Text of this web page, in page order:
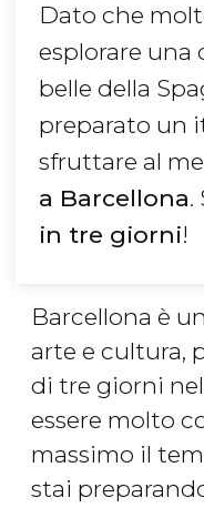
Dato che
esplorare una
belle della
preparato un
sfruttare al
a Barcellona.
in tre giorni!
Barcellona è
arte e cultura,
di tre giorni
essere molto
massimo il
stai